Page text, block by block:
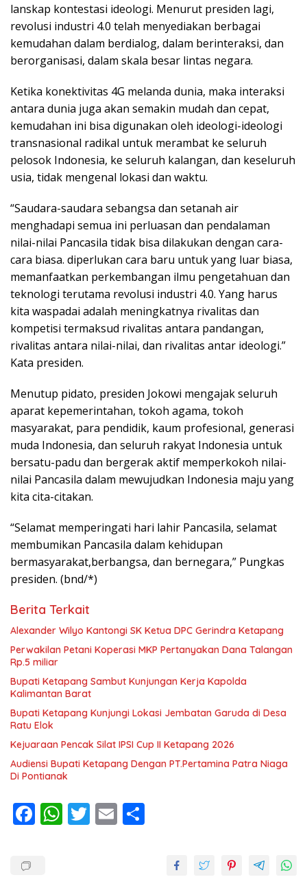
lanskap kontestasi ideologi. Menurut presiden lagi,
revolusi industri 4.0 telah menyediakan berbagai
kemudahan dalam berdialog, dalam berinteraksi, dan
berorganisasi, dalam skala besar lintas negara.
Ketika konektivitas 4G melanda dunia, maka interaksi
antara dunia juga akan semakin mudah dan cepat,
kemudahan ini bisa digunakan oleh ideologi-ideologi
transnasional radikal untuk merambat ke seluruh
pelosok Indonesia, ke seluruh kalangan, dan keseluruh
usia, tidak mengenal lokasi dan waktu.
“Saudara-saudara sebangsa dan setanah air
menghadapi semua ini perluasan dan pendalaman
nilai-nilai Pancasila tidak bisa dilakukan dengan cara-
cara biasa. diperlukan cara baru untuk yang luar biasa,
memanfaatkan perkembangan ilmu pengetahuan dan
teknologi terutama revolusi industri 4.0. Yang harus
kita waspadai adalah meningkatnya rivalitas dan
kompetisi termaksud rivalitas antara pandangan,
rivalitas antara nilai-nilai, dan rivalitas antar ideologi.”
Kata presiden.
Menutup pidato, presiden Jokowi mengajak seluruh
aparat kepemerintahan, tokoh agama, tokoh
masyarakat, para pendidik, kaum profesional, generasi
muda Indonesia, dan seluruh rakyat Indonesia untuk
bersatu-padu dan bergerak aktif memperkokoh nilai-
nilai Pancasila dalam mewujudkan Indonesia maju yang
kita cita-citakan.
“Selamat memperingati hari lahir Pancasila, selamat
membumikan Pancasila dalam kehidupan
bermasyarakat,berbangsa, dan bernegara,” Pungkas
presiden. (bnd/*)
Berita Terkait
Alexander Wilyo Kantongi SK Ketua DPC Gerindra Ketapang
Perwakilan Petani Koperasi MKP Pertanyakan Dana Talangan
Rp.5 miliar
Bupati Ketapang Sambut Kunjungan Kerja Kapolda
Kalimantan Barat
Bupati Ketapang Kunjungi Lokasi Jembatan Garuda di Desa
Ratu Elok
Kejuaraan Pencak Silat IPSI Cup II Ketapang 2026
Audiensi Bupati Ketapang Dengan PT.Pertamina Patra Niaga
Di Pontianak
F W T E